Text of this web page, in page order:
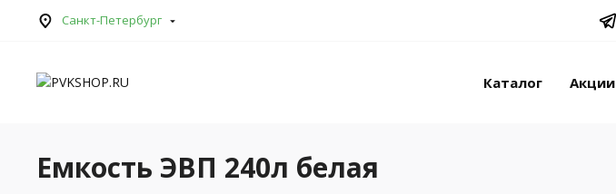
Санкт-Петербург
Каталог Акции
Емкость ЭВП 240л белая